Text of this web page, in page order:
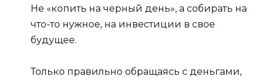
Не «копить на черный день», а собирать на
что-то нужное, на инвестиции в свое
будущее.
Только правильно обращаясь с деньгами,